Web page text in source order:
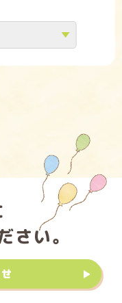
さい。